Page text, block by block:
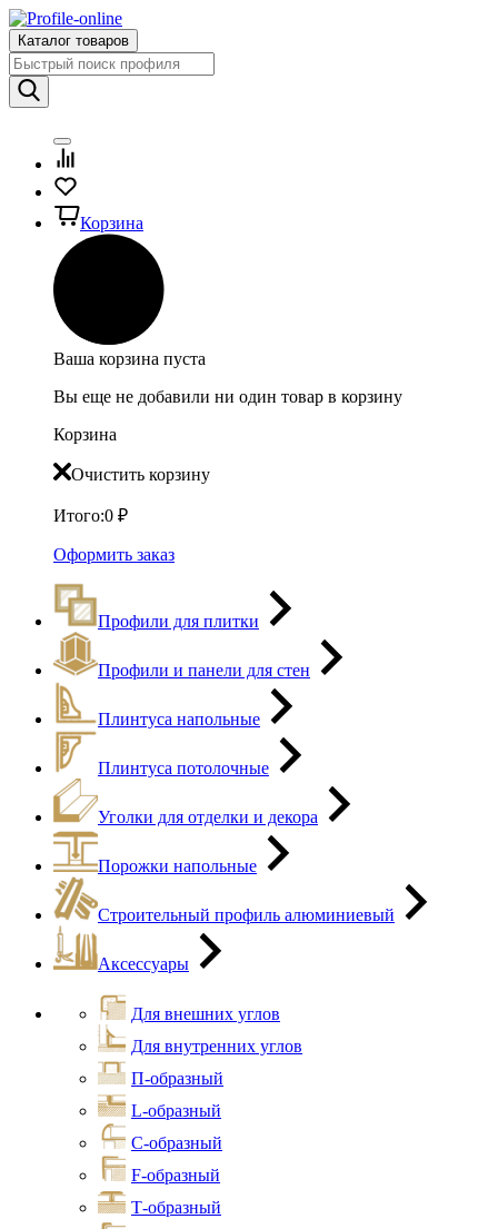
Каталог товаров
Корзина
Ваша корзина пуста
Вы еще не добавили ни один товар в корзину
Корзина
Очистить корзину
Итого:0 ₽
Оформить заказ
Профили для плитки
Профили и панели для стен
Плинтуса напольные
Плинтуса потолочные
Уголки для отделки и декора
Порожки напольные
Строительный профиль алюминиевый
Аксессуары
Для внешних углов
Для внутренних углов
П-образный
L-образный
С-образный
F-образный
Т-образный